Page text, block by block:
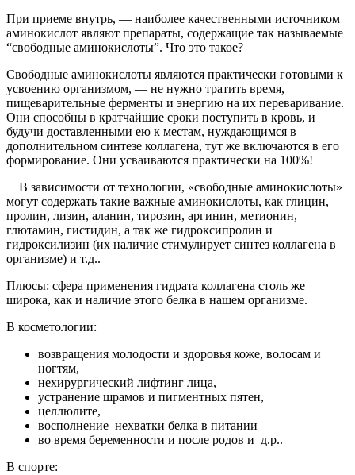
При приеме внутрь, — наиболее качественными источником
аминокислот являют препараты, содержащие так называемые
“свободные аминокислоты”. Что это такое?
Свободные аминокислоты являются практически готовыми к
усвоению организмом, — не нужно тратить время,
пищеварительные ферменты и энергию на их переваривание.
Они способны в кратчайшие сроки поступить в кровь, и
будучи доставленными ею к местам, нуждающимся в
дополнительном синтезе коллагена, тут же включаются в его
формирование. Они усваиваются практически на 100%!
В зависимости от технологии, «свободные аминокислоты»
могут содержать такие важные аминокислоты, как глицин,
пролин, лизин, аланин, тирозин, аргинин, метионин,
глютамин, гистидин, а так же гидроксипролин и
гидроксилизин (их наличие стимулирует синтез коллагена в
организме) и т.д..
Плюсы: сфера применения гидрата коллагена столь же
широка, как и наличие этого белка в нашем организме.
В косметологии:
возвращения молодости и здоровья коже, волосам и
ногтям,
нехирургический лифтинг лица,
устранение шрамов и пигментных пятен,
целлюлите,
восполнение нехватки белка в питании
во время беременности и после родов и д.р..
В спорте: